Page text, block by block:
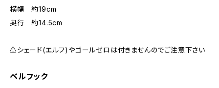
横幅 約19cm
奥行 約14.5cm
⚠️シェード(エルフ)やゴールゼロは付きませんのでご注意下さい
ベルフック